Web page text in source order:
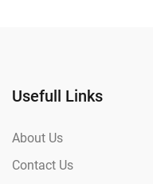
Usefull Links
About Us
Contact Us